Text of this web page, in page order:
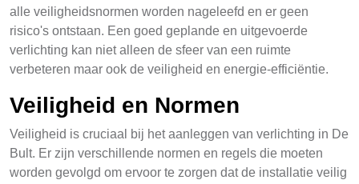
alle veiligheidsnormen worden nageleefd en er geen
risico's ontstaan. Een goed geplande en uitgevoerde
verlichting kan niet alleen de sfeer van een ruimte
verbeteren maar ook de veiligheid en energie-efficiëntie.
Veiligheid en Normen
Veiligheid is cruciaal bij het aanleggen van verlichting in De
Bult. Er zijn verschillende normen en regels die moeten
worden gevolgd om ervoor te zorgen dat de installatie veilig